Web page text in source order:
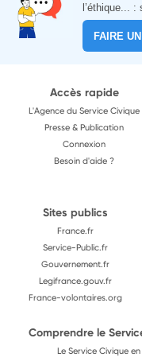
l’éthique... :
FAIRE
Accès rapide
L'Agence du Service Civique
Presse & Publication
Connexion
Besoin d'aide ?
Sites publics
France.fr
Service-Public.fr
Gouvernement.fr
Legifrance.gouv.fr
France-volontaires.org
Comprendre le
Le Service Civique